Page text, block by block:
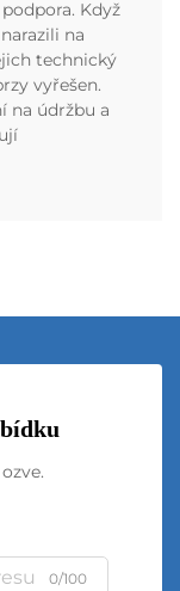
Když
na
technický
vyřešen.
na údržbu a
0/100